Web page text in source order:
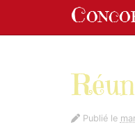
Publié le
Panneau de gestion des